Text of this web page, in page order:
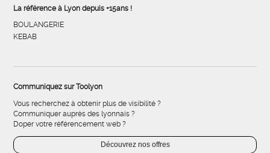
La référence à Lyon depuis +15ans !
BOULANGERIE
KEBAB
Communiquez sur Toolyon
Vous recherchez à obtenir plus de visibilité ?
Communiquer auprès des lyonnais ?
Doper votre référencement web ?
Découvrez nos offres